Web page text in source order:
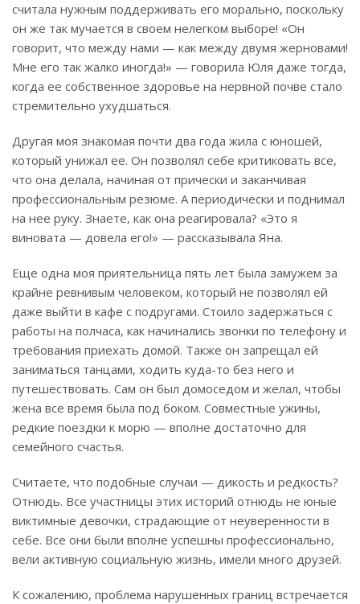
считала нужным поддерживать его морально, поскольку
он же так мучается в своем нелегком выборе! «Он
говорит, что между нами — как между двумя жерновами!
Мне его так жалко иногда!» — говорила Юля даже тогда,
когда ее собственное здоровье на нервной почве стало
стремительно ухудшаться.
Другая моя знакомая почти два года жила с юношей,
который унижал ее. Он позволял себе критиковать все,
что она делала, начиная от прически и заканчивая
профессиональным резюме. А периодически и поднимал
на нее руку. Знаете, как она реагировала? «Это я
виновата — довела его!» — рассказывала Яна.
Еще одна моя приятельница пять лет была замужем за
крайне ревнивым человеком, который не позволял ей
даже выйти в кафе с подругами. Стоило задержаться с
работы на полчаса, как начинались звонки по телефону и
требования приехать домой. Также он запрещал ей
заниматься танцами, ходить куда-то без него и
путешествовать. Сам он был домоседом и желал, чтобы
жена все время была под боком. Совместные ужины,
редкие поездки к морю — вполне достаточно для
семейного счастья.
Считаете, что подобные случаи — дикость и редкость?
Отнюдь. Все участницы этих историй отнюдь не юные
виктимные девочки, страдающие от неуверенности в
себе. Все они были вполне успешны профессионально,
вели активную социальную жизнь, имели много друзей.
К сожалению, проблема нарушенных границ встречается